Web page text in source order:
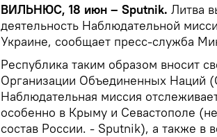
ВИЛЬНЮС, 18 июн – Sputnik. Литва
деятельность Наблюдательной
Украине, сообщает пресс-служба
Республика таким образом вносит
Организации Объединенных Наций
Наблюдательная миссия
особенно в Крыму и Севастополе
состав России. - Sputnik), а также в